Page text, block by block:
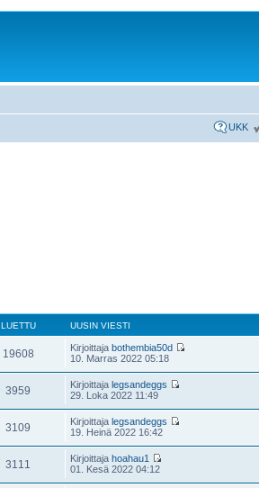
UKK
LUETTU UUSIN VIESTI
19608 Kirjoittajabothembia50d
10. Marras 2022 05:18
3959 Kirjoittajalegsandeggs
29. Loka 2022 11:49
3109 Kirjoittajalegsandeggs
19. Heinä 2022 16:42
3111 Kirjoittajahoahau1
01. Kesä 2022 04:12